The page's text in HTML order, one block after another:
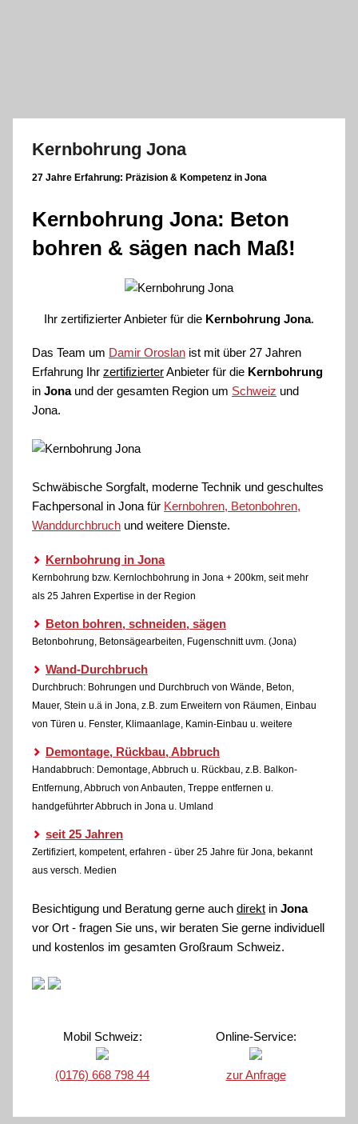
Kernbohrung Jona
27 Jahre Erfahrung: Präzision & Kompetenz in Jona
Kernbohrung Jona: Beton
bohren & sägen nach Maß!
Ihr zertifizierter Anbieter für die Kernbohrung Jona.
Das Team um Damir Oroslan ist mit über 27 Jahren
Erfahrung Ihr zertifizierterAnbieter für die Kernbohrung
in Jonaund der gesamten Region um Schweiz und
Jona.
Schwäbische Sorgfalt, moderne Technik und geschultes
Fachpersonal in Jona für Kernbohren, Betonbohren,
Wanddurchbruch und weitere Dienste.
Kernbohrung in Jona
Kernbohrung bzw. Kernlochbohrung in Jona + 200km, seit mehr
als 25 Jahren Expertise in der Region
Beton bohren, schneiden, sägen
Betonbohrung, Betonsägearbeiten, Fugenschnitt uvm. (Jona)
Wand-Durchbruch
Durchbruch: Bohrungen und Durchbruch von Wände, Beton,
Mauer, Stein u.ä in Jona, z.B. zum Erweitern von Räumen, Einbau
von Türen u. Fenster, Klimaanlage, Kamin-Einbau u. weitere
Demontage, Rückbau, Abbruch
Handabbruch: Demontage, Abbruch u. Rückbau, z.B. Balkon-
Entfernung, Abbruch von Anbauten, Treppe entfernen u.
handgeführter Abbruch in Jona u. Umland
seit 25 Jahren
Zertifiziert, kompetent, erfahren - über 25 Jahre für Jona, bekannt
aus versch. Medien
Besichtigung und Beratung gerne auch direkt in Jona
vor Ort - fragen Sie uns, wir beraten Sie gerne individuell
und kostenlos im gesamten Großraum Schweiz.
Mobil Schweiz:
(0176) 668 798 44
Online-Service:
zur Anfrage